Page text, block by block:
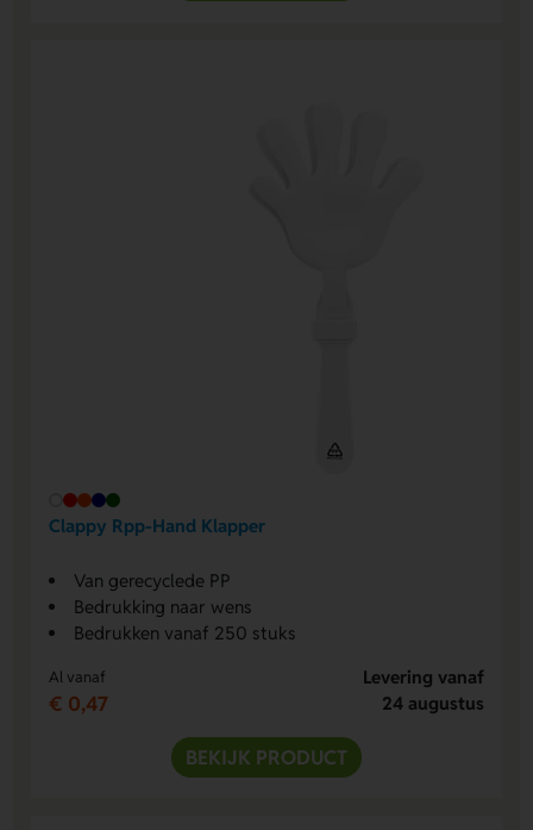
Clappy Rpp-Hand Klapper
Van gerecyclede PP
Bedrukking naar wens
Bedrukken vanaf 250 stuks
Al vanaf
€ 0,47
Levering vanaf
24 augustus
BEKIJK PRODUCT